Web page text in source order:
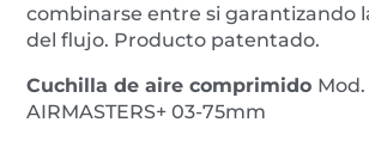
combinarse entre si garantizando
del flujo. Producto patentado.
Cuchilla de aire comprimido Mod.
AIRMASTERS+ 03-75mm